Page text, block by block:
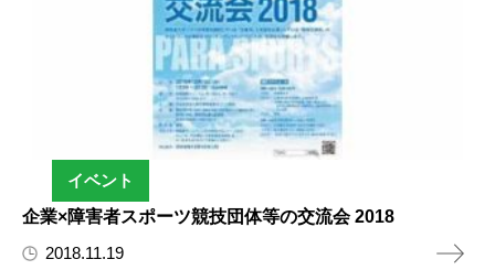
イベント
企業×障害者スポーツ競技団体等の交流会 2018
2018.11.19